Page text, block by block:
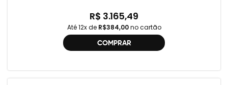
R$ 3.165,49
Até 12x de R$384,00no cartão
COMPRAR